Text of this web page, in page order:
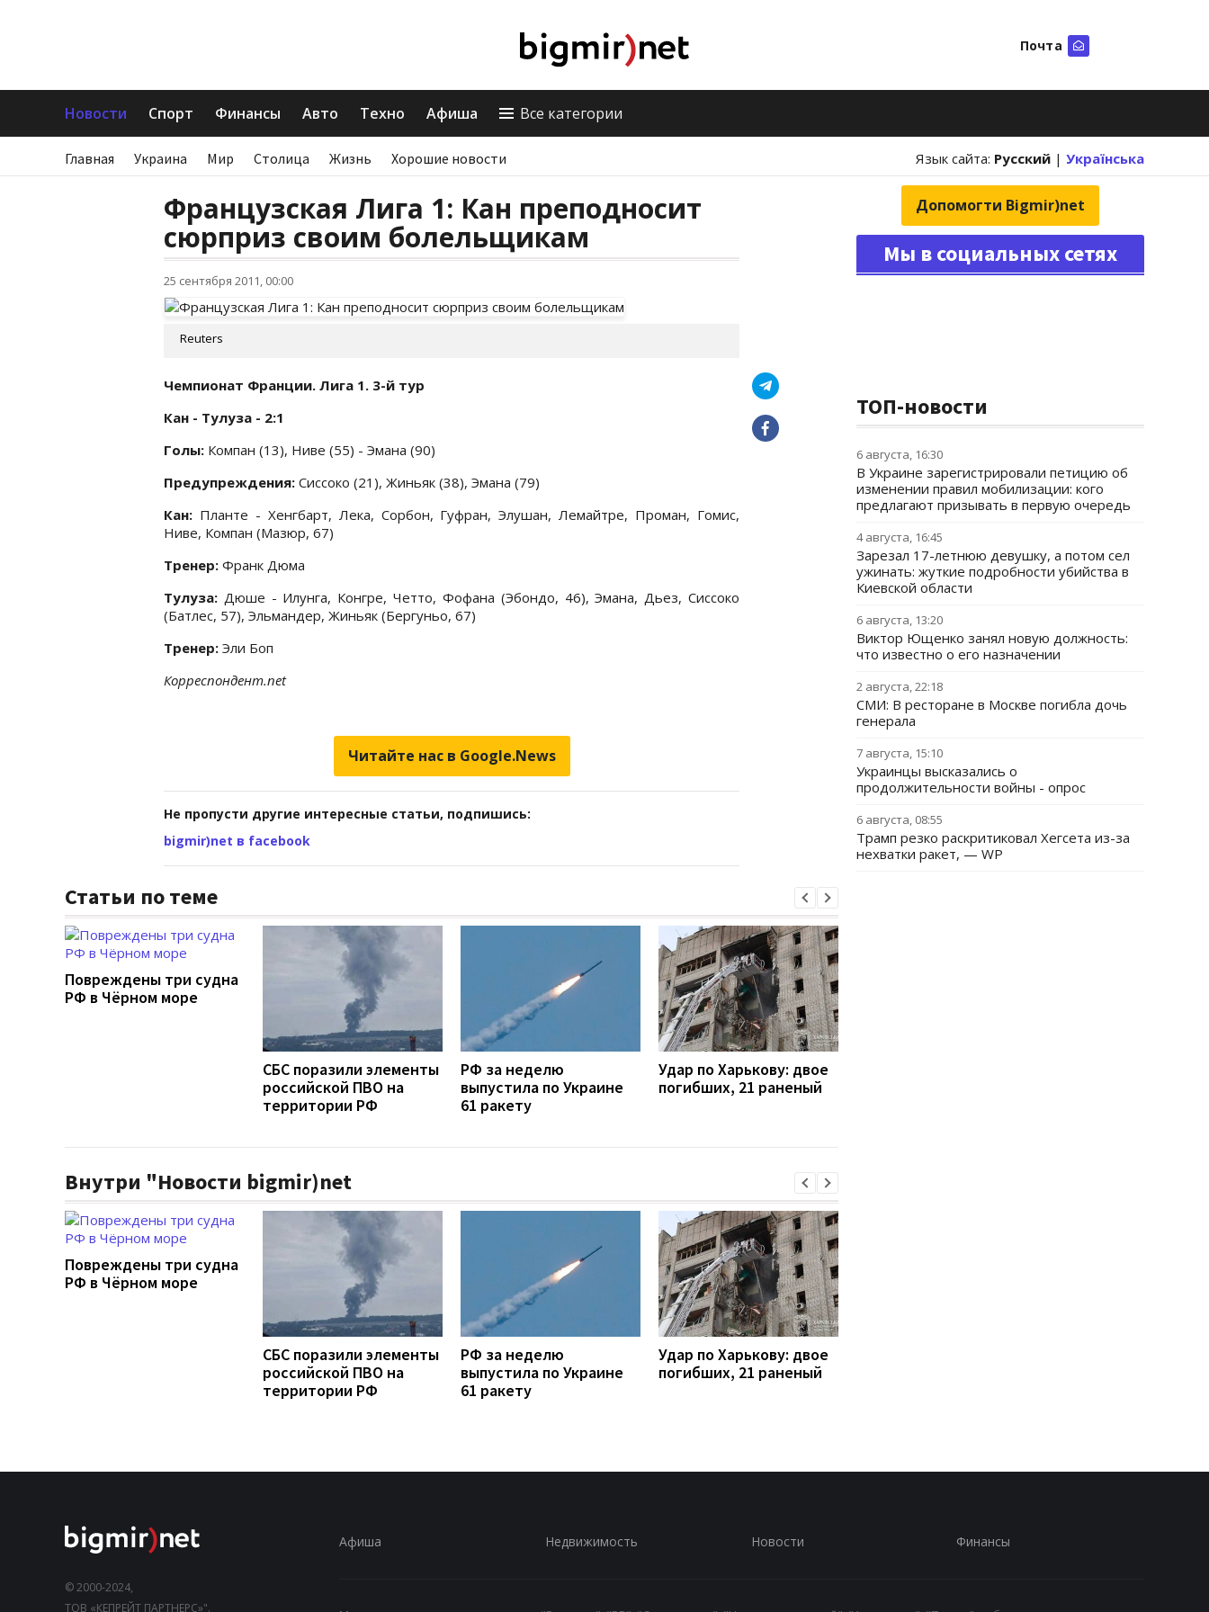
Почта
Новости Спорт Финансы Авто Техно Афиша Все категории
Главная Украина Мир Столица Жизнь Хорошие новости Язык сайта: Русский | Українська
Французская Лига 1: Кан преподносит
сюрприз своим болельщикам
25 сентября 2011, 00:00
Reuters
Чемпионат Франции. Лига 1. 3-й тур
Кан - Тулуза - 2:1
Голы: Компан (13), Ниве (55) - Эмана (90)
Предупреждения: Сиссоко (21), Жиньяк (38), Эмана (79)
Кан: Планте - Хенгбарт, Лека, Сорбон, Гуфран, Элушан, Лемайтре, Проман, Гомис,
Ниве, Компан (Мазюр, 67)
Тренер: Франк Дюма
Тулуза: Дюше - Илунга, Конгре, Четто, Фофана (Эбондо, 46), Эмана, Дьез, Сиссоко
(Батлес, 57), Эльмандер, Жиньяк (Бергуньо, 67)
Тренер: Эли Боп
Корреспондент.net
Читайте нас в Google.News
Не пропусти другие интересные статьи, подпишись:
bigmir)net в facebook
Статьи по теме
Повреждены три судна
РФ в Чёрном море
СБС поразили элементы
российской ПВО на
территории РФ
РФ за неделю
выпустила по Украине
61 ракету
Удар по Харькову: двое
погибших, 21 раненый
Внутри "Новости bigmir)net
Повреждены три судна
РФ в Чёрном море
СБС поразили элементы
российской ПВО на
территории РФ
РФ за неделю
выпустила по Украине
61 ракету
Удар по Харькову: двое
погибших, 21 раненый
Допомогти Bigmir)net
Мы в социальных сетях
ТОП-новости
6 августа, 16:30
В Украине зарегистрировали петицию об
изменении правил мобилизации: кого
предлагают призывать в первую очередь
4 августа, 16:45
Зарезал 17-летнюю девушку, а потом сел
ужинать: жуткие подробности убийства в
Киевской области
6 августа, 13:20
Виктор Ющенко занял новую должность:
что известно о его назначении
2 августа, 22:18
СМИ: В ресторане в Москве погибла дочь
генерала
7 августа, 15:10
Украинцы высказались о
продолжительности войны - опрос
6 августа, 08:55
Трамп резко раскритиковал Хегсета из-за
нехватки ракет, — WP
© 2000-2024,
ТОВ «КЕПРЕЙТ ПАРТНЕРС»".
Афиша Недвижимость Новости Финансы